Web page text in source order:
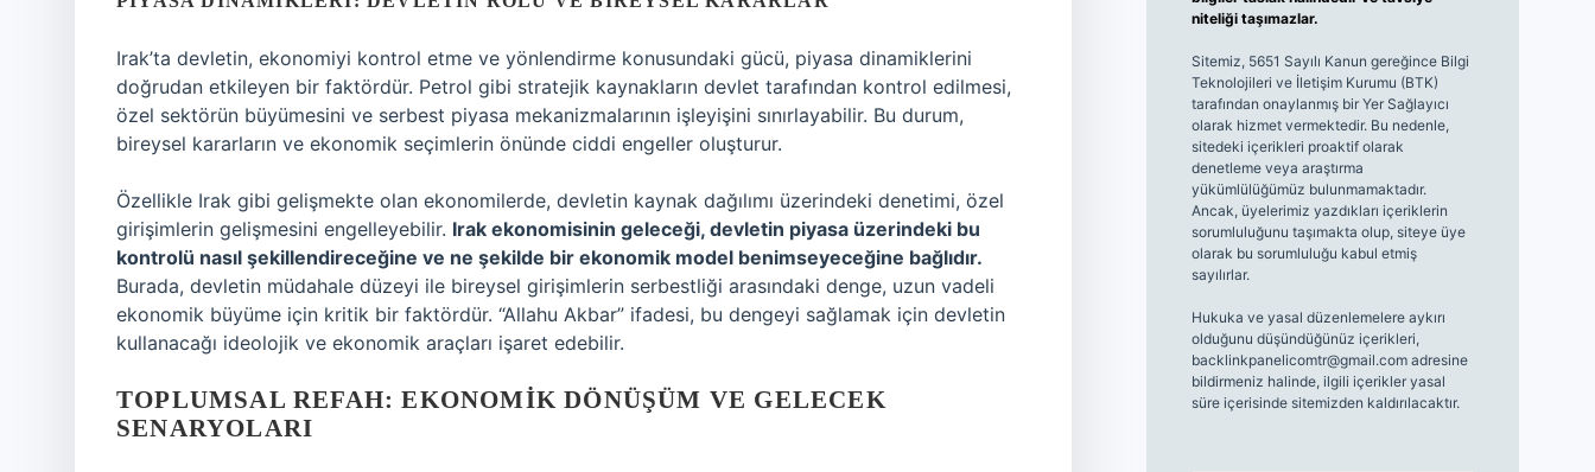
Irak’ta devletin, ekonomiyi kontrol etme ve yönlendirme konusundaki gücü, piyasa dinamiklerini
doğrudan etkileyen bir faktördür. Petrol gibi stratejik kaynakların devlet tarafından kontrol edilmesi,
özel sektörün büyümesini ve serbest piyasa mekanizmalarının işleyişini sınırlayabilir. Bu durum,
bireysel kararların ve ekonomik seçimlerin önünde ciddi engeller oluşturur.
Özellikle Irak gibi gelişmekte olan ekonomilerde, devletin kaynak dağılımı üzerindeki denetimi, özel
girişimlerin gelişmesini engelleyebilir. Irak ekonomisinin geleceği, devletin piyasa üzerindeki bu
kontrolü nasıl şekillendireceğine ve ne şekilde bir ekonomik model benimseyeceğine bağlıdır.
Burada, devletin müdahale düzeyi ile bireysel girişimlerin serbestliği arasındaki denge, uzun vadeli
ekonomik büyüme için kritik bir faktördür. “Allahu Akbar” ifadesi, bu dengeyi sağlamak için devletin
kullanacağı ideolojik ve ekonomik araçları işaret edebilir.
TOPLUMSAL REFAH: EKONOMIK DÖNÜŞÜM VE GELECEK
SENARYOLARI
niteliği taşımazlar.
Sitemiz, 5651 Sayılı Kanun gereğince Bilgi
Teknolojileri ve İletişim Kurumu (BTK)
tarafından onaylanmış bir Yer Sağlayıcı
olarak hizmet vermektedir. Bu nedenle,
sitedeki içerikleri proaktif olarak
denetleme veya araştırma
yükümlülüğümüz bulunmamaktadır.
Ancak, üyelerimiz yazdıkları içeriklerin
sorumluluğunu taşımakta olup, siteye üye
olarak bu sorumluluğu kabul etmiş
sayılırlar.
Hukuka ve yasal düzenlemelere aykırı
olduğunu düşündüğünüz içerikleri,
backlinkpanelicomtr@gmail.comadresine
bildirmeniz halinde, ilgili içerikler yasal
süre içerisinde sitemizden kaldırılacaktır.